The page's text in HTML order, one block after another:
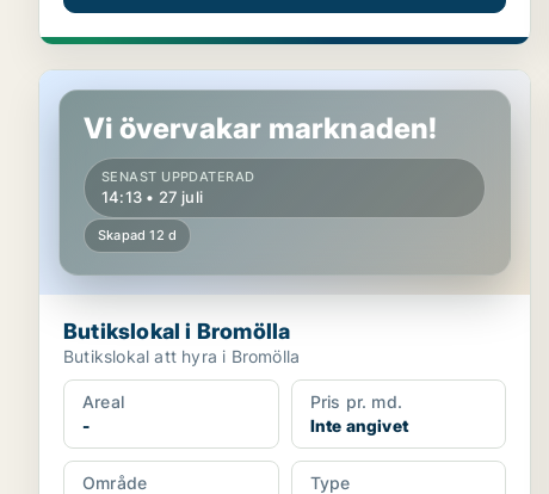
Butikslokal i Bromölla
Vi övervakar marknaden!
SENAST UPPDATERAD
14:13 • 27 juli
Skapad 12 d
Butikslokal i Bromölla
Butikslokal att hyra i Bromölla
Areal
-
Pris pr. md.
Inte angivet
Område
Type